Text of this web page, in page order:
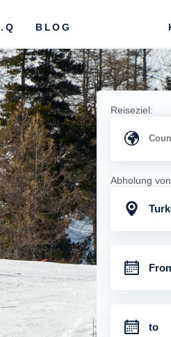
BLOG
Reiseziel:
Abholung